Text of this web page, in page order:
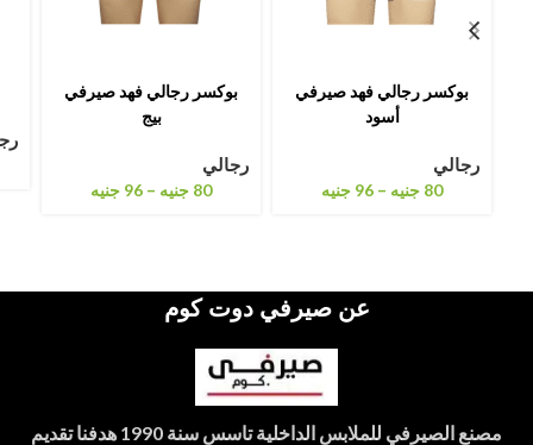
بوكسر رجالي فهد صيرفي
أسود
رجالي
80 جنيه –
96 جنيه
بوكسر رجالي فهد صيرفي
بيج
رجالي
80 جنيه –
96 جنيه
عن صيرفي دوت كوم
مصنع الصيرفي للملابس الداخلية تاسس سنة 1990 هدفنا تقديم